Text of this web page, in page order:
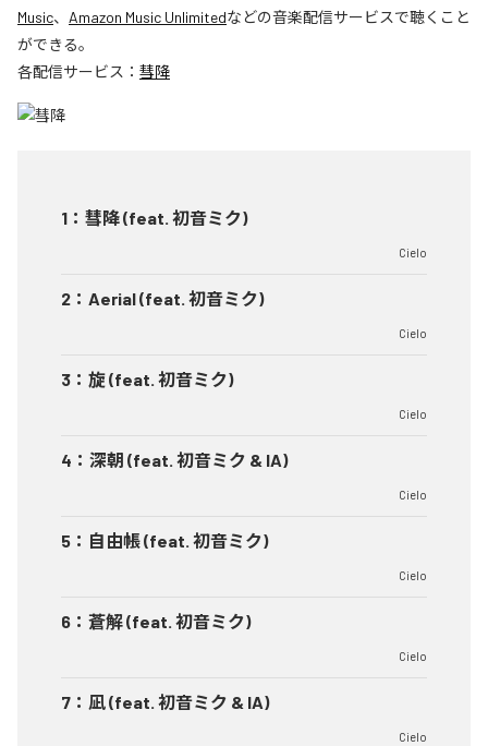
Music、 Amazon Music Unlimitedなどの音楽配信サービスで聴くこと
ができる。
各配信サービス： 彗降
1 ： 彗降 (feat. 初音ミク)
Cielo
2 ： Aerial (feat. 初音ミク)
Cielo
3 ： 旋 (feat. 初音ミク)
Cielo
4 ： 深朝 (feat. 初音ミク & IA)
Cielo
5 ： 自由帳 (feat. 初音ミク)
Cielo
6 ： 蒼解 (feat. 初音ミク)
Cielo
7 ： 凪 (feat. 初音ミク & IA)
Cielo